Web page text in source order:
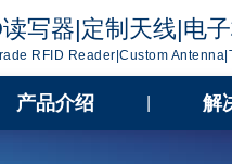
写器|定制天线|电
RFID Reader|Custom
产品介绍 解